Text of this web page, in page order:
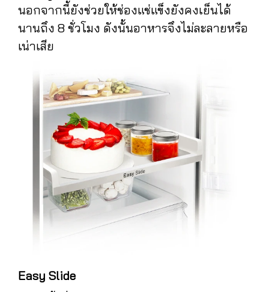
นอกจากนี้ยังช่วยให้ช่องแช่แข็งยังคงเย็นได้
นานถึง 8 ชั่วโมง ดังนั้นอาหารจึงไม่ละลายหรือ
เน่าเสีย
Easy Slide